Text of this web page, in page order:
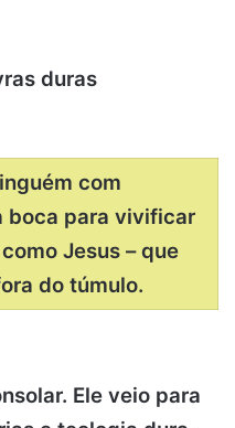
duras
com
boca para vivificar
Jesus – que
do túmulo.
Ele veio para